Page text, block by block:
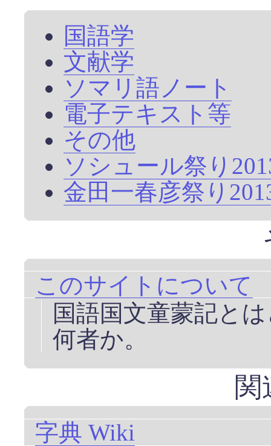
国語学
文献学
ソマリ語ノート
電子テキスト等
その他
ソシュール祭り
金田一春彦祭り
このサイトについて
国語国文童蒙記と
何者か。
関
字典 Wiki